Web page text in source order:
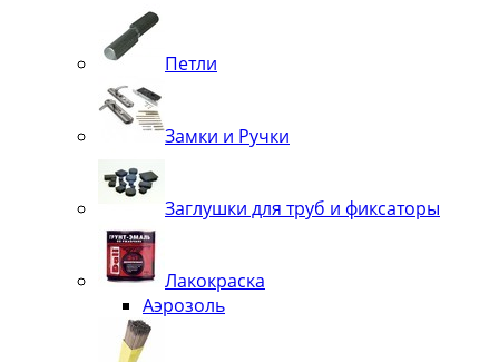
Петли
Замки и Ручки
Заглушки для труб и фиксаторы
Лакокраска
Аэрозоль